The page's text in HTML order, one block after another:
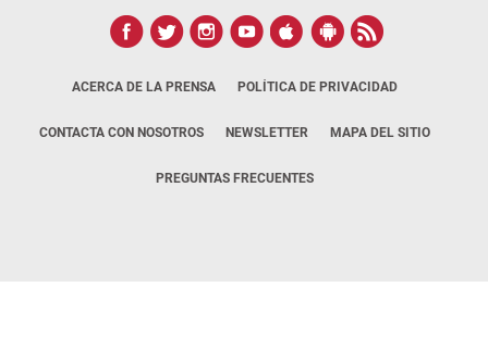
ACERCA DE LA PRENSA POLÍTICA DE PRIVACIDAD
CONTACTA CON NOSOTROS NEWSLETTER MAPA DEL SITIO
PREGUNTAS FRECUENTES